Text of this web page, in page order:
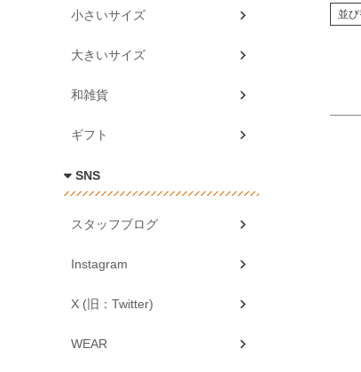
並び
小さいサイズ
大きいサイズ
和雑貨
ギフト
SNS
スタッフブログ
Instagram
X (旧：Twitter)
WEAR